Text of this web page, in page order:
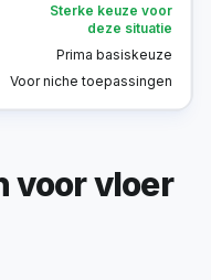
Sterke keuze voor
deze situatie
Prima basiskeuze
Voor niche toepassingen
voor vloer